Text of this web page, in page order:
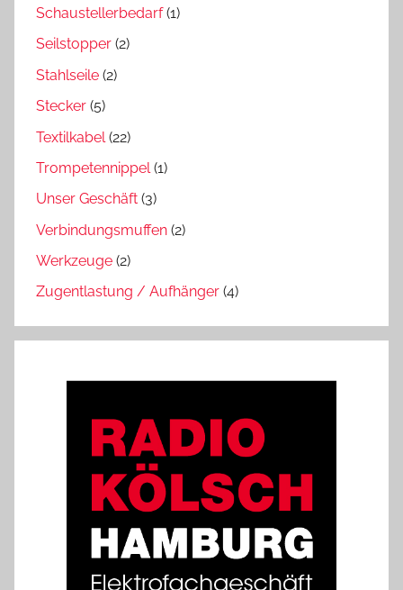
Schaustellerbedarf(1)
Seilstopper (2)
Stahlseile (2)
Stecker (5)
Textilkabel (22)
Trompetennippel(1)
Unser Geschäft (3)
Verbindungsmuffen (2)
Werkzeuge (2)
Zugentlastung / Aufhänger (4)